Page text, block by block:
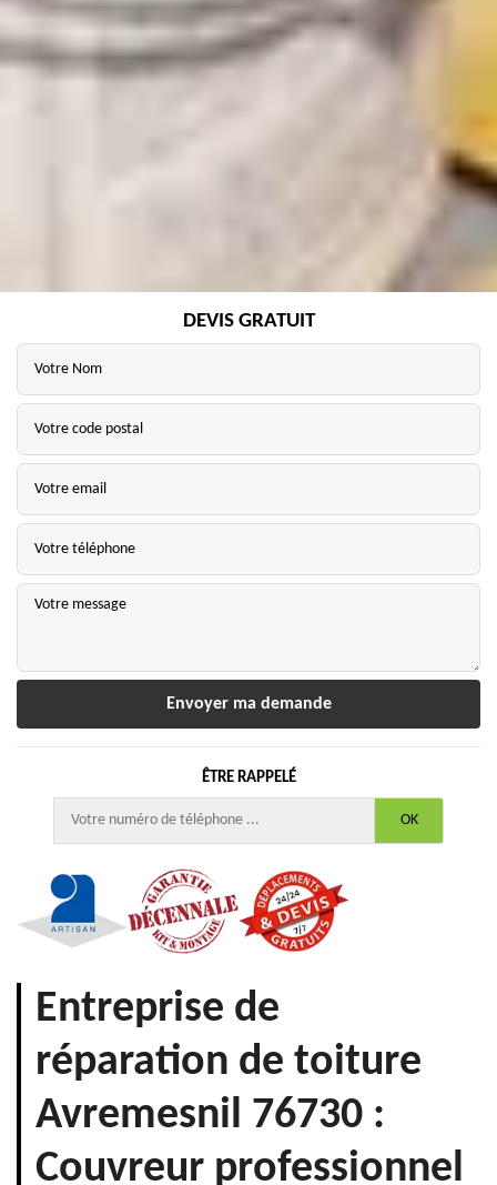
DEVIS GRATUIT
ÊTRE RAPPELÉ
Entreprise de
réparation de toiture
Avremesnil 76730 :
Couvreur professionnel